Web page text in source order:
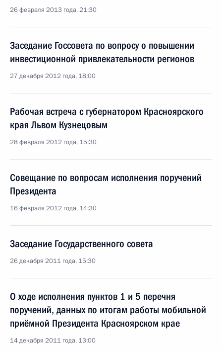
26 февраля 2013 года, 21:30
Заседание Госсовета по вопросу о повышении
инвестиционной привлекательности регионов
27 декабря 2012 года, 18:00
Рабочая встреча с губернатором Красноярского
края Львом Кузнецовым
28 февраля 2012 года, 15:30
Совещание по вопросам исполнения поручений
Президента
16 февраля 2012 года, 14:30
Заседание Государственного совета
26 декабря 2011 года, 15:30
О ходе исполнения пунктов 1 и 5 перечня
поручений, данных по итогам работы мобильной
приёмной Президента Красноярском крае
14 декабря 2011 года, 13:00